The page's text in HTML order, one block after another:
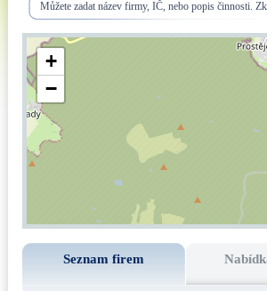
Můžete zadat název firmy, IČ, nebo popis činnosti.
+
−
Seznam firem